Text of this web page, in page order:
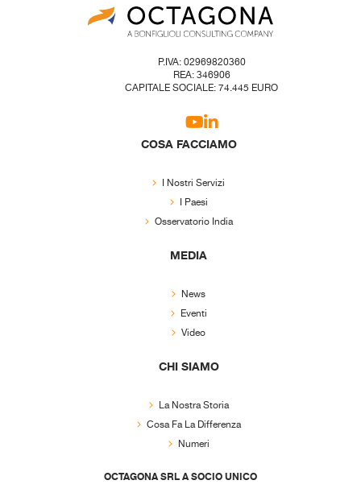
P.IVA: 02969820360
REA: 346906
CAPITALE SOCIALE: 74.445 EURO
COSA FACCIAMO
I Nostri Servizi
I Paesi
Osservatorio India
MEDIA
News
Eventi
Video
CHI SIAMO
La Nostra Storia
Cosa Fa La Differenza
Numeri
OCTAGONA SRL A SOCIO UNICO